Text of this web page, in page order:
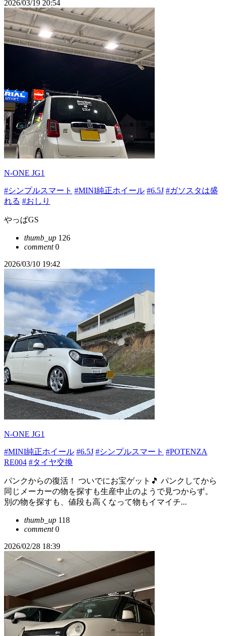
2026/03/19 20:54
N-ONE JG1
#シンプルスマート #MINI純正ホイール #6.5J #ガソスタは盛
れる #おしり
やっぱGS
thumb_up 126
comment0
2026/03/10 19:42
N-ONE JG1
#MINI純正ホイール #6.5J #シンプルスマート #POTENZA
RE004 #タイヤ交換
パンクからの復活！ ついでにお宝ゲット🎵 パンクしてから
同じメーカーの物を探すも生産中止のようで見つからず。
別の物を探すも、値段も高くなって物もイマイチ...
thumb_up 118
comment0
2026/02/28 18:39